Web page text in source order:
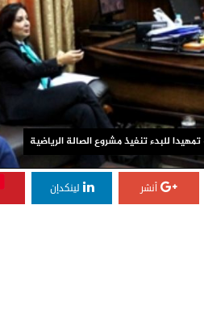
للبدء تنفيذ مشروع الصالة الرياضية
أنشر لينكدإن